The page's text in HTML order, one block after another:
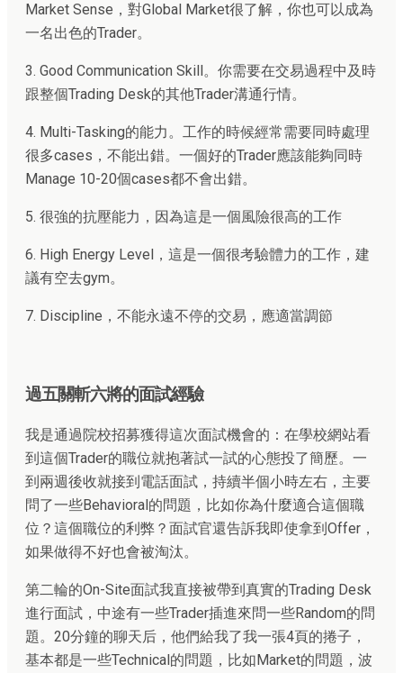
Market Sense，對Global Market很了解，你也可以成為
一名出色的Trader。
3. Good Communication Skill。你需要在交易過程中及時
跟整個Trading Desk的其他Trader溝通行情。
4. Multi-Tasking的能力。工作的時候經常需要同時處理
很多cases，不能出錯。一個好的Trader應該能夠同時
Manage 10-20個cases都不會出錯。
5. 很強的抗壓能力，因為這是一個風險很高的工作
6. High Energy Level，這是一個很考驗體力的工作，建
議有空去gym。
7. Discipline，不能永遠不停的交易，應適當調節
過五關斬六將的面試經驗
我是通過院校招募獲得這次面試機會的：在學校網站看
到這個Trader的職位就抱著試一試的心態投了簡歷。一
到兩週後收就接到電話面試，持續半個小時左右，主要
問了一些Behavioral的問題，比如你為什麼適合這個職
位？這個職位的利弊？面試官還告訴我即使拿到Offer，
如果做得不好也會被淘汰。
第二輪的On-Site面試我直接被帶到真實的Trading Desk
進行面試，中途有一些Trader插進來問一些Random的問
題。20分鐘的聊天后，他們給我了我一張4頁的捲子，
基本都是一些Technical的問題，比如Market的問題，波